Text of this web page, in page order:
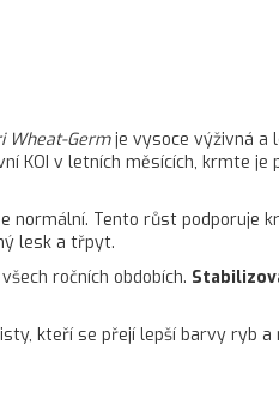
Wheat-Germje vysoce výživná a
KOI v letních měsících, krmte je
normální. Tento růst podporuje
lesk a třpyt.
ročních obdobích.
kteří se přejí lepší barvy ryb